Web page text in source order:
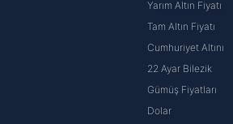
Yarım Altın Fiyatı
Tam Altın Fiyatı
Cumhuriyet Altını
22 Ayar Bilezik
Gümüş Fiyatları
Dolar